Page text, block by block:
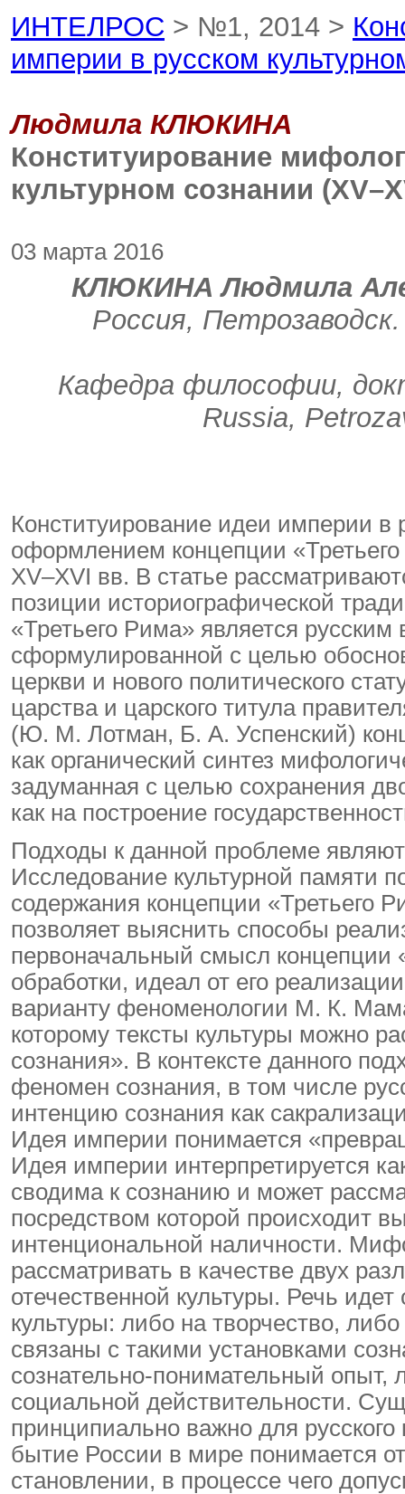
ИНТЕЛРОС > №1, 2014 >
империи в русском
Людмила КЛЮКИНА
Конституирование
культурном сознании
03 марта 2016
КЛЮКИНА Людмила
Россия,
Кафедра философии,
Russia,
Конституирование идеи империи в
оформлением концепции
XV–XVI вв. В статье
позиции историографической
«Третьего Рима» является
сформулированной с целью
церкви и нового политического
царства и царского титула
(Ю. М. Лотман, Б. А. Успенский)
как органический синтез
задуманная с целью сохранения
как на построение
Подходы к данной проблеме
Исследование культурной памяти
содержания концепции «Третьего
позволяет выяснить способы
первоначальный смысл концепции
обработки, идеал от его
варианту феноменологии М. К.
которому тексты культуры можно
сознания». В контексте данного
феномен сознания, в том числе
интенцию сознания как
Идея империи понимается
Идея империи интерпретируется
сводима к сознанию и может
посредством которой происходит
интенциональной наличности.
рассматривать в качестве двух
отечественной культуры. Речь
культуры: либо на творчество,
связаны с такими установками
сознательно-понимательный
социальной действительности.
принципиально важно для
бытие России в мире понимается
становлении, в процессе чего